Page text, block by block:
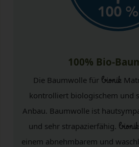
100% Bio-
Die Baumwolle für bionik
kontrolliert biologischem und
Anbau. Baumwolle ist
und sehr strapazierfähig. bionik
einem abnehmbarem und